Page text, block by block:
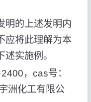
明的上述发明内
应将此理解为本
实施例。
，cas号：
洲化工有限公